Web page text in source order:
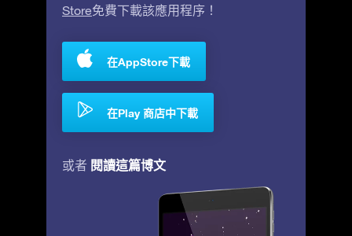
Store免費下載該應用程序！
在AppStore下載
在Play 商店中下載
或者 閱讀這篇博文